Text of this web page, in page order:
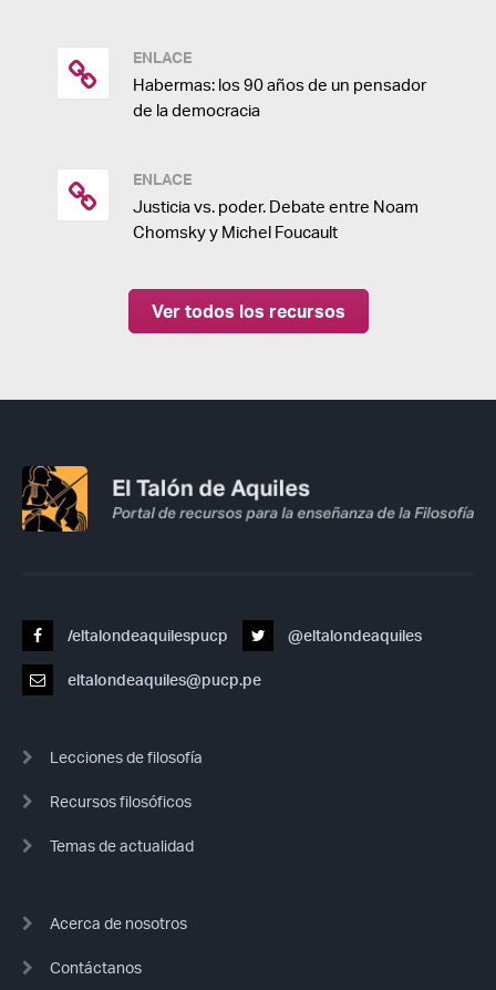
ENLACE
Habermas: los 90 años de un pensador
de la democracia
ENLACE
Justicia vs. poder. Debate entre Noam
Chomsky y Michel Foucault
Ver todos los recursos
/eltalondeaquilespucp @eltalondeaquiles
eltalondeaquiles@pucp.pe
Lecciones de filosofía
Recursos filosóficos
Temas de actualidad
Acerca de nosotros
Contáctanos